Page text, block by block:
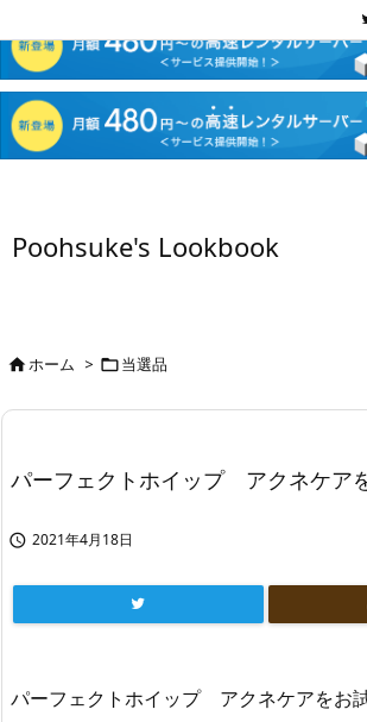
Poohsuke's Lookbook
ホーム > 当選品
パーフェクトホイップ アクネケア
 2021年4月18日
パーフェクトホイップ アクネケアをお